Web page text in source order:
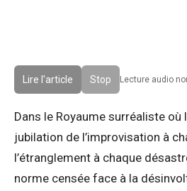
Lire l'article Stop Lecture audio
Dans le Royaume surréaliste où
jubilation de l’improvisation à
l’étranglement à chaque
norme censée face à la